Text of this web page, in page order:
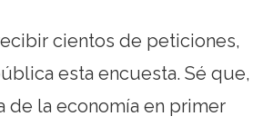
cientos de peticiones,
esta encuesta. Sé que,
de la economía en primer